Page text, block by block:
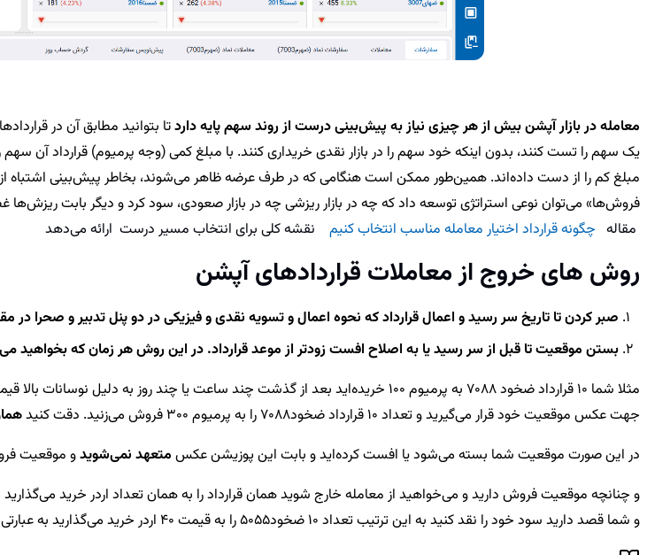
معامله در بازار آپشن بیش از هر چیزی نیاز به پیش‌بینی درست از روند سهم پایه داردتا بتوانید مطابق آن در
یک سهم را تست کنند، بدون اینکه خود سهم را در بازار نقدی خریداری کنند. با مبلغ کمی (وجه پرمیوم) قرارداد آن
مبلغ کم را از دست داده‌اند. همین‌طور ممکن است هنگامی که در طرف عرضه ظاهر می‌شوند، بخاطر پیش‌بینی اشتباه
فروش‌ها» می‌توان نوعی استراتژی توسعه داد که چه در بازار ریزشی چه در بازار صعودی، سود کرد و دیگر بابت ریزش‌ها
مقاله چگونه قرارداد اختیار معامله مناسب انتخاب کنیم نقشه کلی برای انتخاب مسیر درست ارائه می‌دهد
روش های خروج از معاملات قراردادهای آپشن
صبر کردن تا تاریخ سر رسید و اعمال قرارداد که نحوه اعمال و تسویه نقدی و فیزیکی در دو پنل تدبیر و صحرا
بستن موقعیت تا قبل از سر رسید یا به اصلاح افست زودتر از موعد قرارداد. در این روش هر زمان که بخواهید
جهت عکس موقعیت خود قرار می‌گیرید و تعداد 10 قرارداد ضخود7088 را به پرمیوم 300 فروش می‌زنید. دقت کنید
در این صورت موقعیت شما بسته می‌شود یا افست کرده‌اید و بابت این پوزیشن عکس متعهد نمی‌شویدو موقعیت
و شما قصد دارید سود خود را نقد کنید به این ترتیب تعداد 10 ضخود5055 را به قیمت 40 اردر خرید می‌گذارید به عبارتی در سمت خرید قرار می‌گیرید و در نهایت با انجام معامله موقعیت شما بسته می‌شود